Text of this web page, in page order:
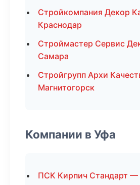
Стройкомпания Декор
Краснодар
Строймастер Сервис
Самара
Стройгрупп Архи
Магнитогорск
Компании в Уфа
ПСК Кирпич Стандарт